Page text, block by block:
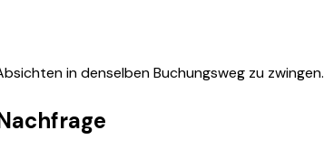
in denselben Buchungsweg zu zwingen.